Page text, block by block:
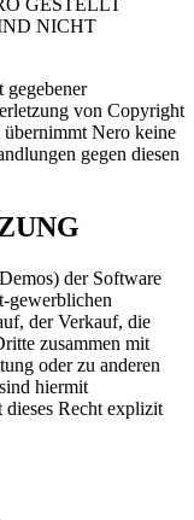
GESTELLT
NICHT
von Copyright
übernimmt Nero keine
gegen diesen
der Software
gewerblichen
der Verkauf, die
zusammen mit
oder zu anderen
hiermit
dieses Recht explizit